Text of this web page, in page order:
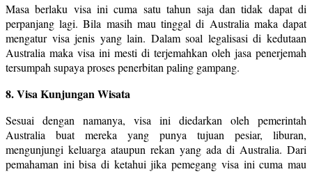
Masa berlaku visa ini cuma satu tahun saja dan tidak dapat di
perpanjang lagi. Bila masih mau tinggal di Australia maka dapat
mengatur visa jenis yang lain. Dalam soal legalisasi di kedutaan
Australia maka visa ini mesti di terjemahkan oleh jasa penerjemah
tersumpah supaya proses penerbitan paling gampang.
8. Visa Kunjungan Wisata
Sesuai dengan namanya, visa ini diedarkan oleh pemerintah
Australia buat mereka yang punya tujuan pesiar, liburan,
mengunjungi keluarga ataupun rekan yang ada di Australia. Dari
pemahaman ini bisa di ketahui jika pemegang visa ini cuma mau